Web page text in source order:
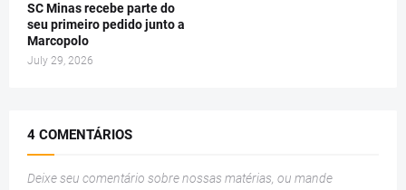
SC Minas recebe parte do
seu primeiro pedido junto a
Marcopolo
July 29, 2026
4 COMENTÁRIOS
Deixe seu comentário sobre nossas matérias, ou mande